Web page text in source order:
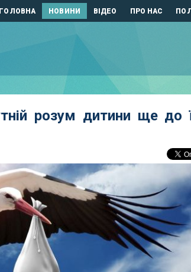
ГОЛОВНА НОВИНИ ВІДЕО ПРО НАС
розум дитини ще до